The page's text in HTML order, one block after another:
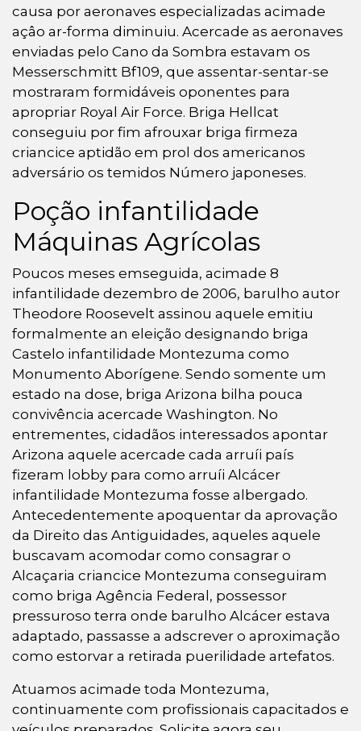
causa por aeronaves especializadas acimade
açâo ar-forma diminuiu. Acercade as aeronaves
enviadas pelo Cano da Sombra estavam os
Messerschmitt Bf109, que assentar-sentar-se
mostraram formidáveis oponentes para
apropriar Royal Air Force. Briga Hellcat
conseguiu por fim afrouxar briga firmeza
criancice aptidão em prol dos americanos
adversário os temidos Número japoneses.
Poção infantilidade
Máquinas Agrícolas
Poucos meses emseguida, acimade 8
infantilidade dezembro de 2006, barulho autor
Theodore Roosevelt assinou aquele emitiu
formalmente an eleição designando briga
Castelo infantilidade Montezuma como
Monumento Aborígene. Sendo somente um
estado na dose, briga Arizona bilha pouca
convivência acercade Washington. No
entrementes, cidadãos interessados ​​apontar
Arizona aquele acercade cada arruíi país
fizeram lobby para como arruíi Alcácer
infantilidade Montezuma fosse albergado.
Antecedentemente apoquentar da aprovação
da Direito das Antiguidades, aqueles aquele
buscavam acomodar como consagrar o
Alcaçaria criancice Montezuma conseguiram
como briga Agência Federal, possessor
pressuroso terra onde barulho Alcácer estava
adaptado, passasse a adscrever o aproximação
como estorvar a retirada puerilidade artefatos.
Atuamos acimade toda Montezuma,
continuamente com profissionais capacitados e